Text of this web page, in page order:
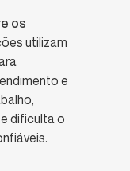
os
utilizam
e
dificulta o